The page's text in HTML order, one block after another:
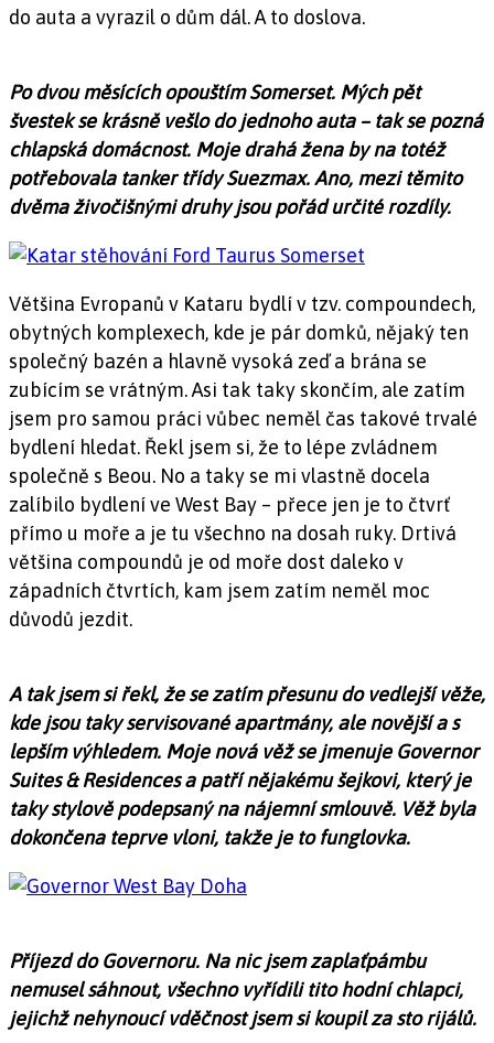
do auta a vyrazil o dům dál. A to doslova.
Po dvou měsících opouštím Somerset. Mých pět
švestek se krásně vešlo do jednoho auta – tak se pozná
chlapská domácnost. Moje drahá žena by na totéž
potřebovala tanker třídy Suezmax. Ano, mezi těmito
dvěma živočišnými druhy jsou pořád určité rozdíly.
Většina Evropanů v Kataru bydlí v tzv. compoundech,
obytných komplexech, kde je pár domků, nějaký ten
společný bazén a hlavně vysoká zeď a brána se
zubícím se vrátným. Asi tak taky skončím, ale zatím
jsem pro samou práci vůbec neměl čas takové trvalé
bydlení hledat. Řekl jsem si, že to lépe zvládnem
společně s Beou. No a taky se mi vlastně docela
zalíbilo bydlení ve West Bay – přece jen je to čtvrť
přímo u moře a je tu všechno na dosah ruky. Drtivá
většina compoundů je od moře dost daleko v
západních čtvrtích, kam jsem zatím neměl moc
důvodů jezdit.
A tak jsem si řekl, že se zatím přesunu do vedlejší věže,
kde jsou taky servisované apartmány, ale novější a s
lepším výhledem. Moje nová věž se jmenuje Governor
Suites & Residences a patří nějakému šejkovi, který je
taky stylově podepsaný na nájemní smlouvě. Věž byla
dokončena teprve vloni, takže je to funglovka.
Příjezd do Governoru. Na nic jsem zaplaťpámbu
nemusel sáhnout, všechno vyřídili tito hodní chlapci,
jejichž nehynoucí vděčnost jsem si koupil za sto rijálů.